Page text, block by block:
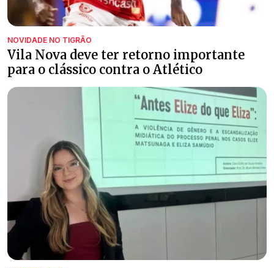
NOVIDADE NO TIGRÃO
Vila Nova deve ter retorno importante
para o clássico contra o Atlético